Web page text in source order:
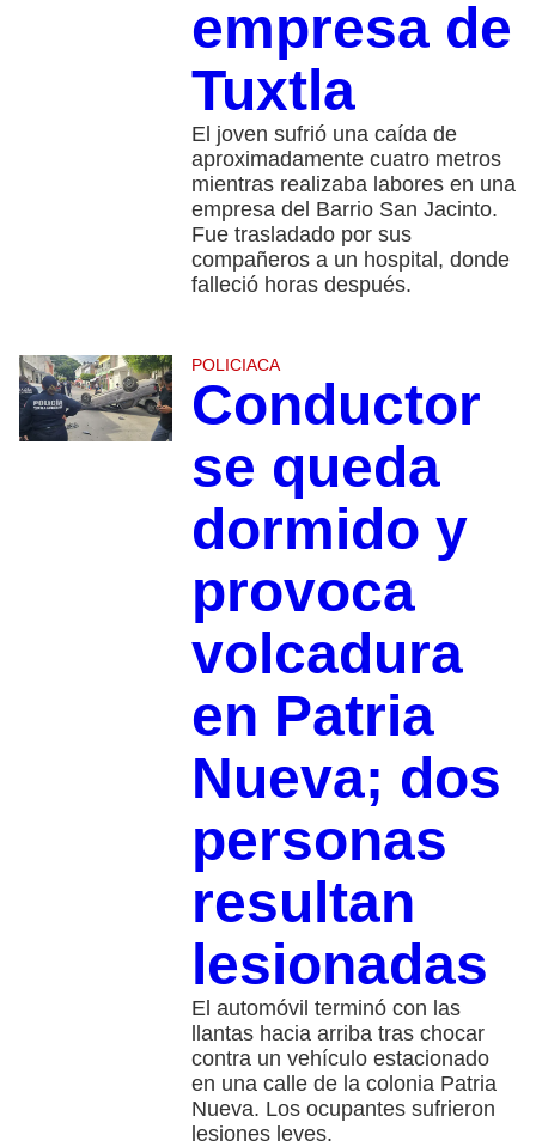
empresa de
Tuxtla
El joven sufrió una caída de
aproximadamente cuatro metros
mientras realizaba labores en una
empresa del Barrio San Jacinto.
Fue trasladado por sus
compañeros a un hospital, donde
falleció horas después.
POLICIACA
Conductor
se queda
dormido y
provoca
volcadura
en Patria
Nueva; dos
personas
resultan
lesionadas
El automóvil terminó con las
llantas hacia arriba tras chocar
contra un vehículo estacionado
en una calle de la colonia Patria
Nueva. Los ocupantes sufrieron
lesiones leves.